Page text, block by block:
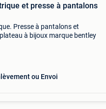
et presse à pantalons
Presse à pantalons et
à bijoux marque bentley
ou Envoi